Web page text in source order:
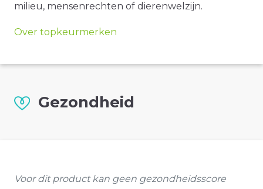
milieu, mensenrechten of dierenwelzijn.
Over topkeurmerken
Gezondheid
Voor dit product kan geen gezondheidsscore